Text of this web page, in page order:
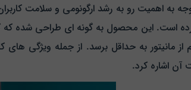
است. این محصول به گونه‌ ای طراحی شده که
اشاره کرد.